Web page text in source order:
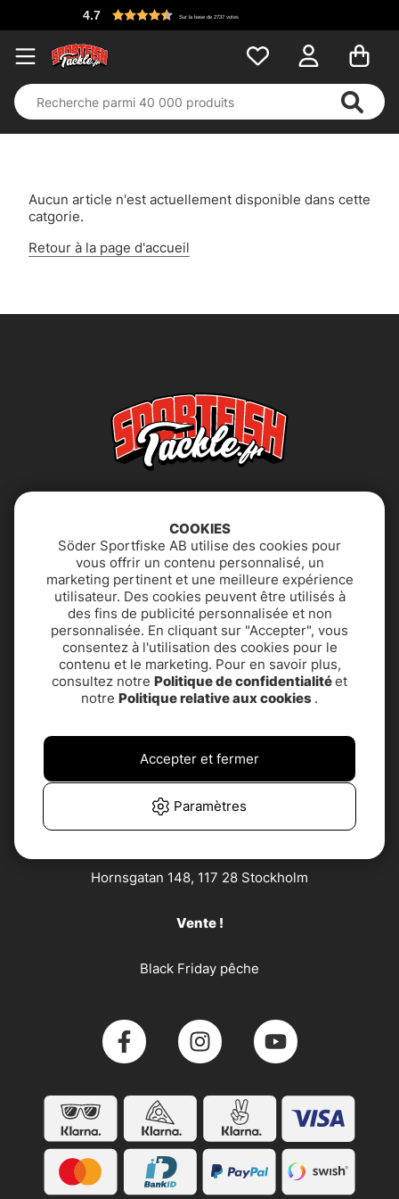
4.7 Sur la base de 2737 votes
Aucun article n'est actuellement disponible dans cette
catgorie.
Retour à la page d'accueil
Déclaration
d'accessibilité
FAQ
Politique de
confidentialité
SUPPORT PRODUIT &
CONTACT
Service client
Söder Sportfiske AB
Hornsgatan 148, 117 28 Stockholm
Vente !
Black Friday pêche
COOKIES
Söder Sportfiske AB utilise des cookies pour
vous offrir un contenu personnalisé, un
marketing pertinent et une meilleure expérience
utilisateur. Des cookies peuvent être utilisés à
des fins de publicité personnalisée et non
personnalisée. En cliquant sur "Accepter", vous
consentez à l'utilisation des cookies pour le
contenu et le marketing. Pour en savoir plus,
consultez notre Politique de confidentialitéet
notre Politique relative aux cookies .
Paramètres
Accepter et fermer